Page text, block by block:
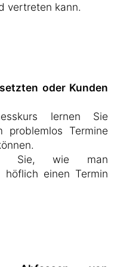
vertreten kann.
oder Kunden
lernen Sie
problemlos Termine
Sie, wie man
höflich einen Termin